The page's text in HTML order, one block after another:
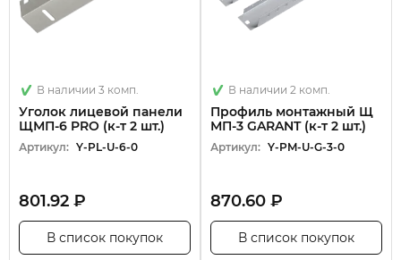
В наличии 3 комп.
Уголок лицевой панели
ЩМП-6 PRO (к-т 2 шт.)
Артикул: Y-PL-U-6-0
801.92 ₽
В список покупок
В наличии 2 комп.
Профиль монтажный Щ
МП-3 GARANT (к-т 2 шт.)
Артикул: Y-PM-U-G-3-0
870.60 ₽
В список покупок